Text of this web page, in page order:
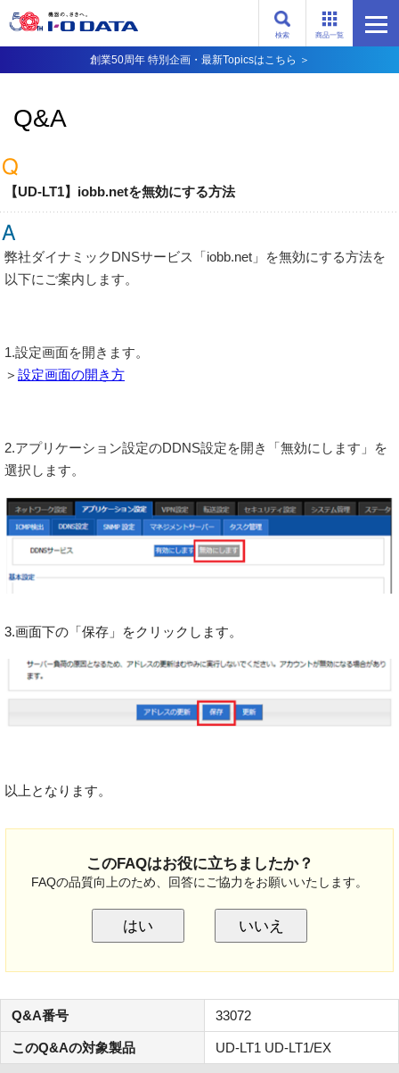
商品一覧
検索
創業50周年 特別企画・最新Topicsはこちら ＞
Q&A
【UD-LT1】iobb.netを無効にする方法
弊社ダイナミックDNSサービス「iobb.net」を無効にする方法を
以下にご案内します。
1.設定画面を開きます。
＞ 設定画面の開き方
2.アプリケーション設定のDDNS設定を開き「無効にします」を
選択します。
3.画面下の「保存」をクリックします。
以上となります。
このFAQはお役に立ちましたか？
FAQの品質向上のため、回答にご協力をお願いいたします。
はい いいえ
Q&A番号 33072
このQ&Aの対象製品 UD-LT1 UD-LT1/EX